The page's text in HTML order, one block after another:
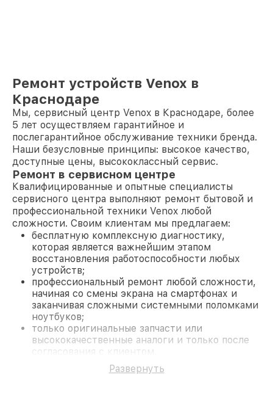
Ремонт устройств Venox в
Краснодаре
Мы, сервисный центр Venox в Краснодаре, более
5 лет осуществляем гарантийное и
послегарантийное обслуживание техники бренда.
Наши безусловные принципы: высокое качество,
доступные цены, высококлассный сервис.
Ремонт в сервисном центре
Квалифицированные и опытные специалисты
сервисного центра выполняют ремонт бытовой и
профессиональной техники Venox любой
сложности. Своим клиентам мы предлагаем:
бесплатную комплексную диагностику,
которая является важнейшим этапом
восстановления работоспособности любых
устройств;
профессиональный ремонт любой сложности,
начиная со смены экрана на смартфонах и
заканчивая сложными системными поломками
ноутбуков;
только оригинальные запчасти или
высококачественные аналоги и только после
согласования с клиентом.
На все работы и замененные комплектующие
предоставляется длительная гарантия. В случае
Развернуть